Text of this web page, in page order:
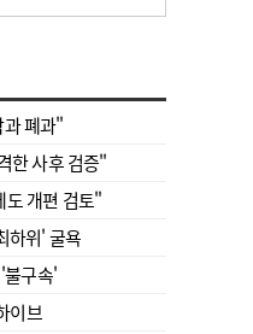
폐과"
한 사후 검증"
개편 검토"
하위' 굴욕
불구속'
이브